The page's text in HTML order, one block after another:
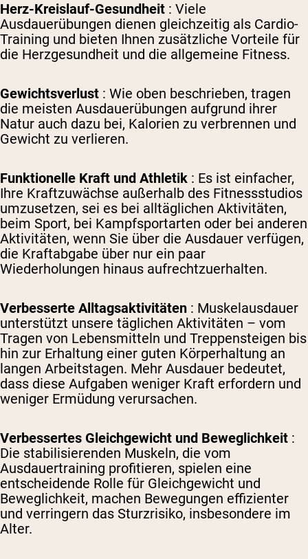
Herz-Kreislauf-Gesundheit : Viele
Ausdauerübungen dienen gleichzeitig als Cardio-
Training und bieten Ihnen zusätzliche Vorteile für
die Herzgesundheit und die allgemeine Fitness.
Gewichtsverlust : Wie oben beschrieben, tragen
die meisten Ausdauerübungen aufgrund ihrer
Natur auch dazu bei, Kalorien zu verbrennen und
Gewicht zu verlieren.
Funktionelle Kraft und Athletik : Es ist einfacher,
Ihre Kraftzuwächse außerhalb des Fitnessstudios
umzusetzen, sei es bei alltäglichen Aktivitäten,
beim Sport, bei Kampfsportarten oder bei anderen
Aktivitäten, wenn Sie über die Ausdauer verfügen,
die Kraftabgabe über nur ein paar
Wiederholungen hinaus aufrechtzuerhalten.
Verbesserte Alltagsaktivitäten : Muskelausdauer
unterstützt unsere täglichen Aktivitäten – vom
Tragen von Lebensmitteln und Treppensteigen bis
hin zur Erhaltung einer guten Körperhaltung an
langen Arbeitstagen. Mehr Ausdauer bedeutet,
dass diese Aufgaben weniger Kraft erfordern und
weniger Ermüdung verursachen.
Verbessertes Gleichgewicht und Beweglichkeit :
Die stabilisierenden Muskeln, die vom
Ausdauertraining profitieren, spielen eine
entscheidende Rolle für Gleichgewicht und
Beweglichkeit, machen Bewegungen effizienter
und verringern das Sturzrisiko, insbesondere im
Alter.